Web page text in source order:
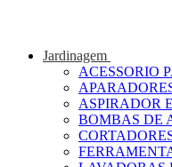
Jardinagem
ACESSORIO
ASPIRADOR
BOMBAS DE